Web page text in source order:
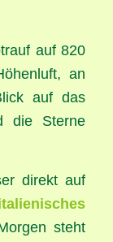
auf 820
an
auf das
die Sterne
direkt auf
steht